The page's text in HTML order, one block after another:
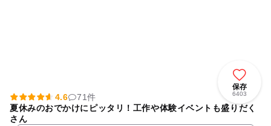
保存
6403
4.6
71件
夏休みのおでかけにピッタリ！工作や体験イベントも盛りだく
さん